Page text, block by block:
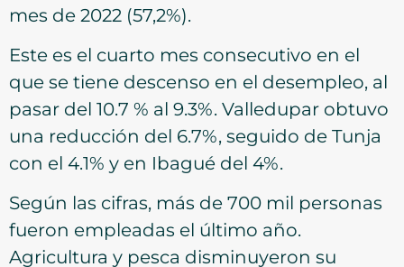
mes de 2022 (57,2%).
Este es el cuarto mes consecutivo en el
que se tiene descenso en el desempleo, al
pasar del 10.7 % al 9.3%. Valledupar obtuvo
una reducción del 6.7%, seguido de Tunja
con el 4.1% y en Ibagué del 4%.
Según las cifras, más de 700 mil personas
fueron empleadas el último año.
Agricultura y pesca disminuyeron su